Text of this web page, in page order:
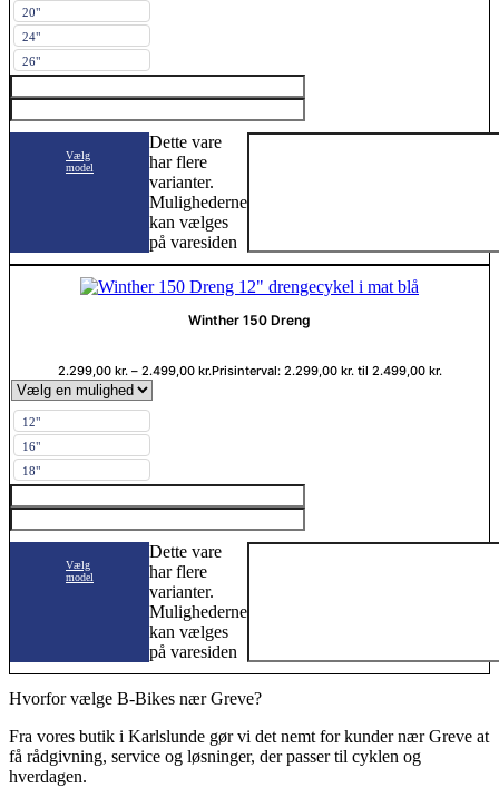
20"
24"
26"
Vælg
model
Dette vare
har flere
varianter.
Mulighederne
kan vælges
på varesiden
Winther 150 Dreng
2.299,00 kr. – 2.499,00 kr.Prisinterval: 2.299,00 kr. til 2.499,00 kr.
12"
16"
18"
Vælg
model
Dette vare
har flere
varianter.
Mulighederne
kan vælges
på varesiden
Hvorfor vælge B-Bikes nær Greve?
Fra vores butik i Karlslunde gør vi det nemt for kunder nær Greve at
få rådgivning, service og løsninger, der passer til cyklen og
hverdagen.